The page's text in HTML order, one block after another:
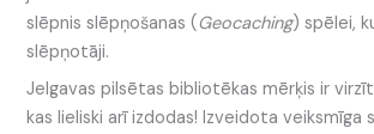
slēpnis slēpņošanas (Geocaching) spēlei,
slēpņotāji.
Jelgavas pilsētas bibliotēkas mērķis ir
kas lieliski arī izdodas! Izveidota veiksmīga